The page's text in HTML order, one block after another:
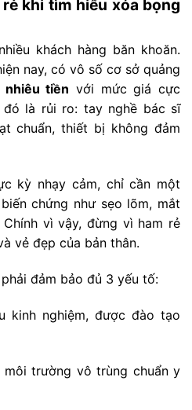
khi tìm hiểu xóa bọng
khách hàng băn khoăn.
nay, có vô số cơ sở quảng
nhiêu tiền với mức giá cực
là rủi ro: tay nghề bác sĩ
chuẩn, thiết bị không đảm
kỳ nhạy cảm, chỉ cần một
chứng như sẹo lõm, mắt
vì vậy, đừng vì ham rẻ
vẻ đẹp của bản thân.
đảm bảo đủ 3 yếu tố:
kinh nghiệm, được đào tạo
trường vô trùng chuẩn y